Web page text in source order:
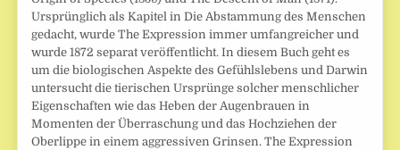
Ursprünglich als Kapitel in Die Abstammung des Menschen
gedacht, wurde The Expression immer umfangreicher und
wurde 1872 separat veröffentlicht. In diesem Buch geht es
um die biologischen Aspekte des Gefühlslebens und Darwin
untersucht die tierischen Ursprünge solcher menschlicher
Eigenschaften wie das Heben der Augenbrauen in
Momenten der Überraschung und das Hochziehen der
Oberlippe in einem aggressiven Grinsen. The Expression